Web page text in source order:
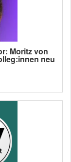
Moritz von
neu